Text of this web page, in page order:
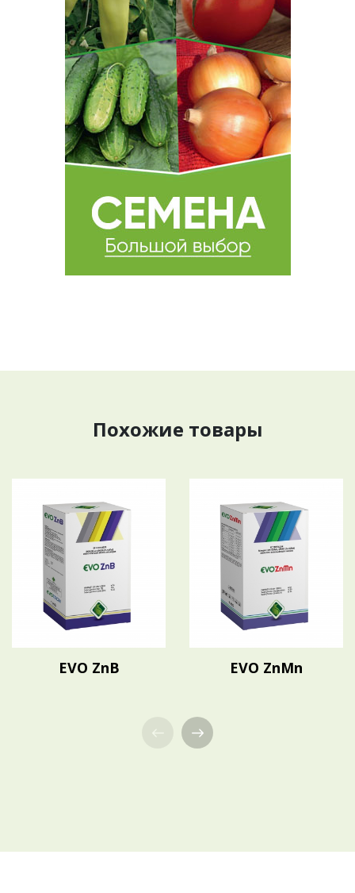
Похожие товары
EVO ZnB EVO ZnMn